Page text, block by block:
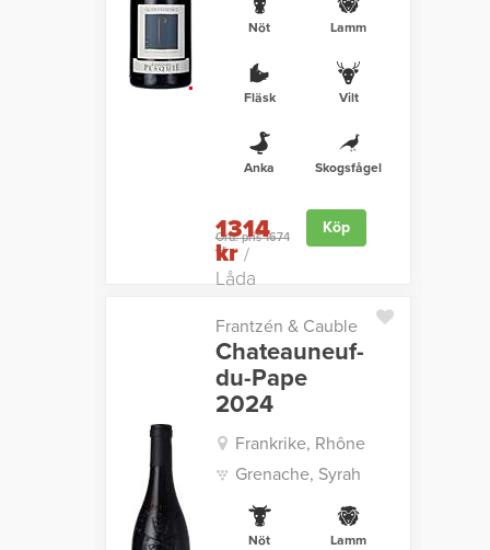
Nöt Lamm
Fläsk Vilt
Anka Skogsfågel
Ord. pris 1674
kr
1314
kr/
Låda
Köp
Frantzén & Cauble
Chateauneuf-
du-Pape
2024
Frankrike, Rhône
Grenache, Syrah
Nöt Lamm